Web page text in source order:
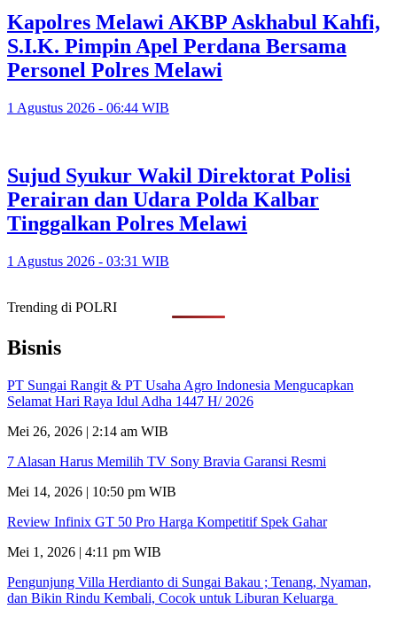
Kapolres Melawi AKBP Askhabul Kahfi,
S.I.K. Pimpin Apel Perdana Bersama
Personel Polres Melawi
1 Agustus 2026 - 06:44 WIB
Sujud Syukur Wakil Direktorat Polisi
Perairan dan Udara Polda Kalbar
Tinggalkan Polres Melawi
1 Agustus 2026 - 03:31 WIB
Trending di POLRI
Bisnis
PT Sungai Rangit & PT Usaha Agro Indonesia Mengucapkan
Selamat Hari Raya Idul Adha 1447 H/ 2026
Mei 26, 2026 | 2:14 am WIB
7 Alasan Harus Memilih TV Sony Bravia Garansi Resmi
Mei 14, 2026 | 10:50 pm WIB
Review Infinix GT 50 Pro Harga Kompetitif Spek Gahar
Mei 1, 2026 | 4:11 pm WIB
Pengunjung Villa Herdianto di Sungai Bakau ; Tenang, Nyaman,
dan Bikin Rindu Kembali, Cocok untuk Liburan Keluarga